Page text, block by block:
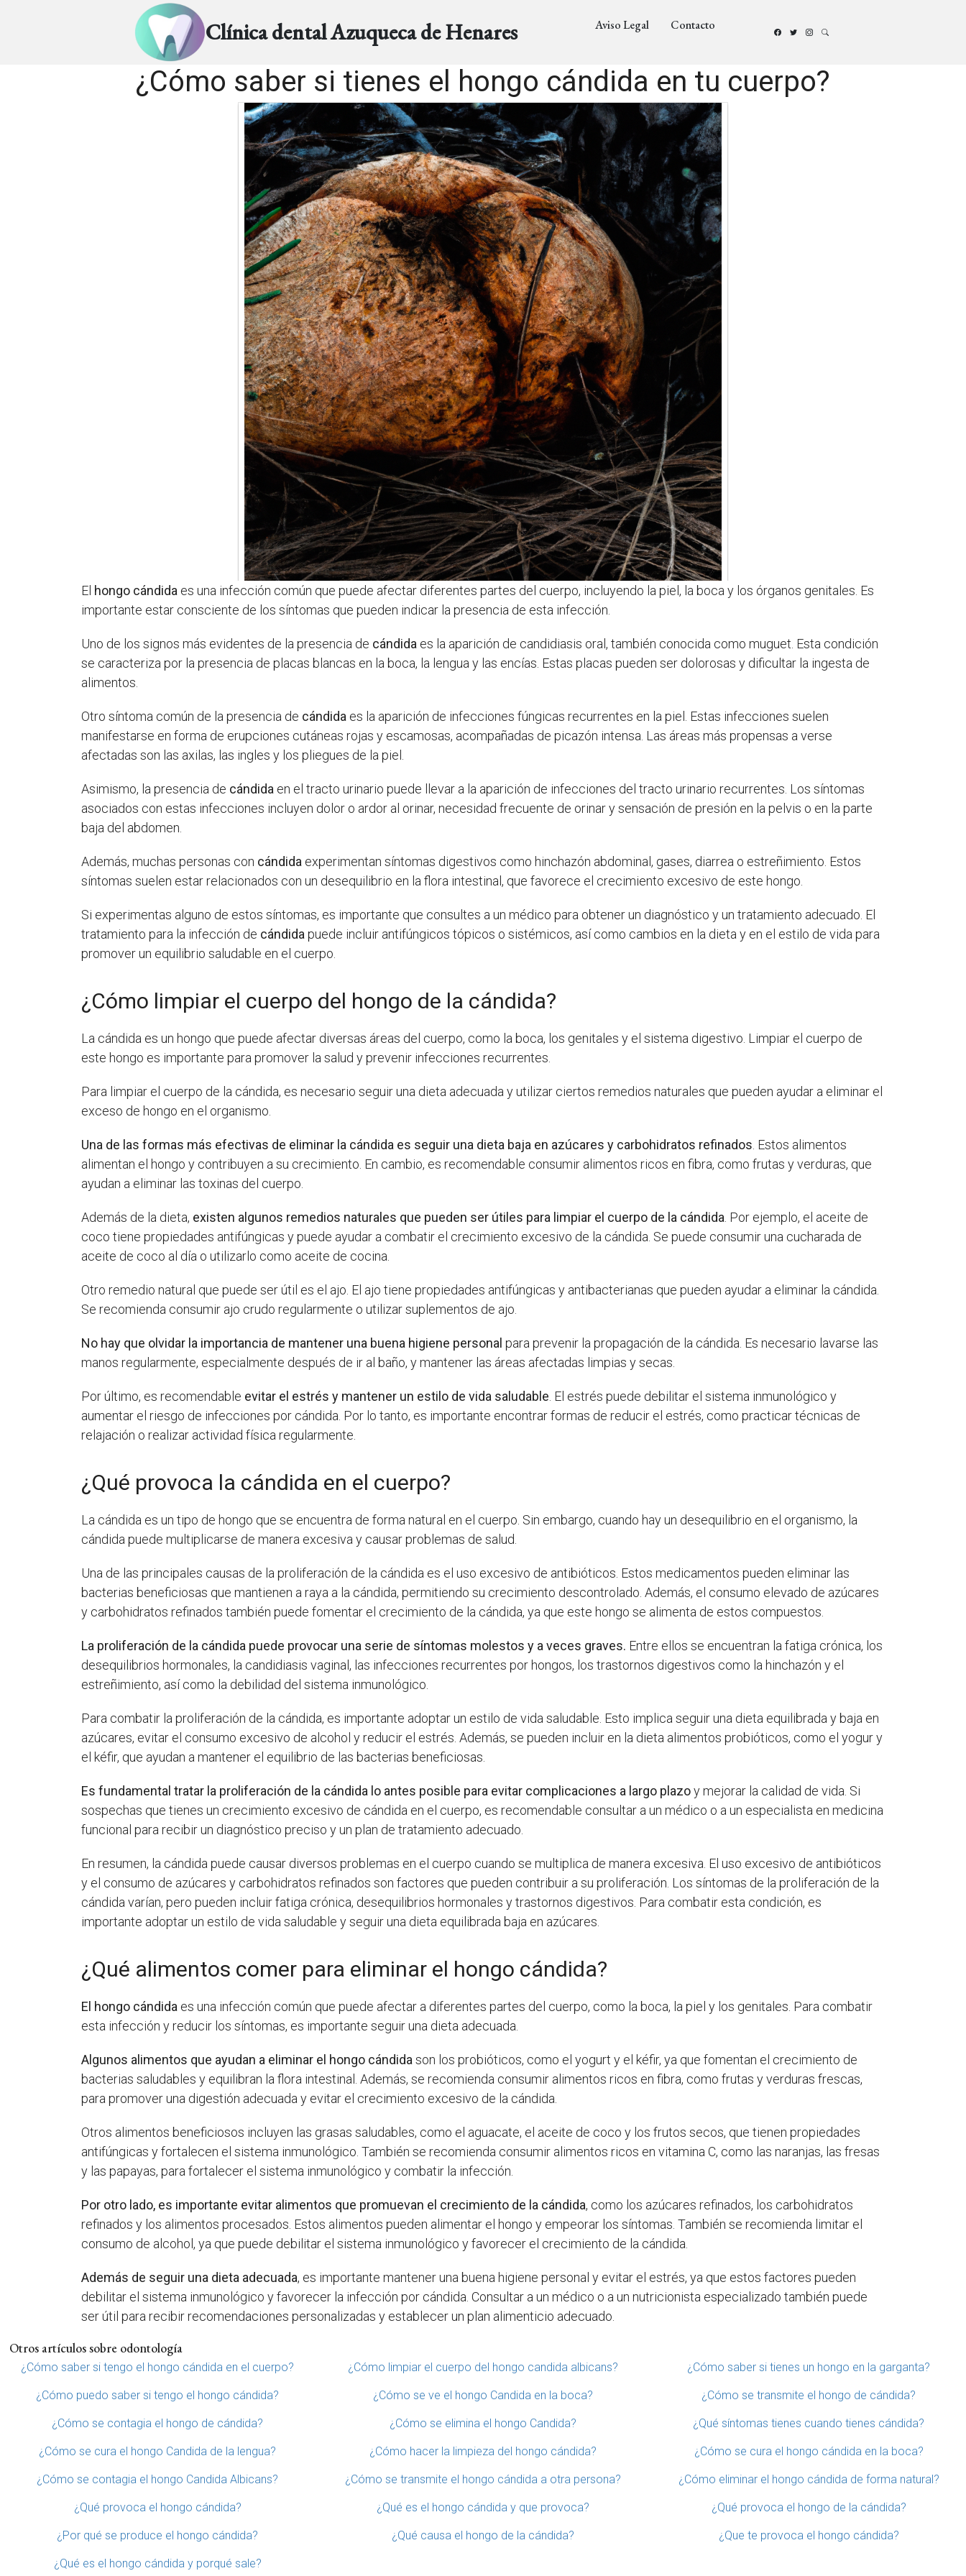
Clínica dental Azuqueca de Henares Aviso Legal Contacto
¿Cómo saber si tienes el hongo cándida en tu cuerpo?
El hongo cándida es una infección común que puede afectar diferentes partes del cuerpo, incluyendo la piel, la boca y los órganos genitales. Es
importante estar consciente de los síntomas que pueden indicar la presencia de esta infección.
Uno de los signos más evidentes de la presencia de cándida es la aparición de candidiasis oral, también conocida como muguet. Esta condición
se caracteriza por la presencia de placas blancas en la boca, la lengua y las encías. Estas placas pueden ser dolorosas y dificultar la ingesta de
alimentos.
Otro síntoma común de la presencia de cándida es la aparición de infecciones fúngicas recurrentes en la piel. Estas infecciones suelen
manifestarse en forma de erupciones cutáneas rojas y escamosas, acompañadas de picazón intensa. Las áreas más propensas a verse
afectadas son las axilas, las ingles y los pliegues de la piel.
Asimismo, la presencia de cándida en el tracto urinario puede llevar a la aparición de infecciones del tracto urinario recurrentes. Los síntomas
asociados con estas infecciones incluyen dolor o ardor al orinar, necesidad frecuente de orinar y sensación de presión en la pelvis o en la parte
baja del abdomen.
Además, muchas personas con cándida experimentan síntomas digestivos como hinchazón abdominal, gases, diarrea o estreñimiento. Estos
síntomas suelen estar relacionados con un desequilibrio en la flora intestinal, que favorece el crecimiento excesivo de este hongo.
Si experimentas alguno de estos síntomas, es importante que consultes a un médico para obtener un diagnóstico y un tratamiento adecuado. El
tratamiento para la infección de cándida puede incluir antifúngicos tópicos o sistémicos, así como cambios en la dieta y en el estilo de vida para
promover un equilibrio saludable en el cuerpo.
¿Cómo limpiar el cuerpo del hongo de la cándida?
La cándida es un hongo que puede afectar diversas áreas del cuerpo, como la boca, los genitales y el sistema digestivo. Limpiar el cuerpo de
este hongo es importante para promover la salud y prevenir infecciones recurrentes.
Para limpiar el cuerpo de la cándida, es necesario seguir una dieta adecuada y utilizar ciertos remedios naturales que pueden ayudar a eliminar el
exceso de hongo en el organismo.
Una de las formas más efectivas de eliminar la cándida es seguir una dieta baja en azúcares y carbohidratos refinados . Estos alimentos
alimentan el hongo y contribuyen a su crecimiento. En cambio, es recomendable consumir alimentos ricos en fibra, como frutas y verduras, que
ayudan a eliminar las toxinas del cuerpo.
Además de la dieta, existen algunos remedios naturales que pueden ser útiles para limpiar el cuerpo de la cándida . Por ejemplo, el aceite de
coco tiene propiedades antifúngicas y puede ayudar a combatir el crecimiento excesivo de la cándida. Se puede consumir una cucharada de
aceite de coco al día o utilizarlo como aceite de cocina.
Otro remedio natural que puede ser útil es el ajo. El ajo tiene propiedades antifúngicas y antibacterianas que pueden ayudar a eliminar la cándida.
Se recomienda consumir ajo crudo regularmente o utilizar suplementos de ajo.
No hay que olvidar la importancia de mantener una buena higiene personal para prevenir la propagación de la cándida. Es necesario lavarse las
manos regularmente, especialmente después de ir al baño, y mantener las áreas afectadas limpias y secas.
Por último, es recomendable evitar el estrés y mantener un estilo de vida saludable . El estrés puede debilitar el sistema inmunológico y
aumentar el riesgo de infecciones por cándida. Por lo tanto, es importante encontrar formas de reducir el estrés, como practicar técnicas de
relajación o realizar actividad física regularmente.
¿Qué provoca la cándida en el cuerpo?
La cándida es un tipo de hongo que se encuentra de forma natural en el cuerpo. Sin embargo, cuando hay un desequilibrio en el organismo, la
cándida puede multiplicarse de manera excesiva y causar problemas de salud.
Una de las principales causas de la proliferación de la cándida es el uso excesivo de antibióticos. Estos medicamentos pueden eliminar las
bacterias beneficiosas que mantienen a raya a la cándida, permitiendo su crecimiento descontrolado. Además, el consumo elevado de azúcares
y carbohidratos refinados también puede fomentar el crecimiento de la cándida, ya que este hongo se alimenta de estos compuestos.
La proliferación de la cándida puede provocar una serie de síntomas molestos y a veces graves. Entre ellos se encuentran la fatiga crónica, los
desequilibrios hormonales, la candidiasis vaginal, las infecciones recurrentes por hongos, los trastornos digestivos como la hinchazón y el
estreñimiento, así como la debilidad del sistema inmunológico.
Para combatir la proliferación de la cándida, es importante adoptar un estilo de vida saludable. Esto implica seguir una dieta equilibrada y baja en
azúcares, evitar el consumo excesivo de alcohol y reducir el estrés. Además, se pueden incluir en la dieta alimentos probióticos, como el yogur y
el kéfir, que ayudan a mantener el equilibrio de las bacterias beneficiosas.
Es fundamental tratar la proliferación de la cándida lo antes posible para evitar complicaciones a largo plazoy mejorar la calidad de vida. Si
sospechas que tienes un crecimiento excesivo de cándida en el cuerpo, es recomendable consultar a un médico o a un especialista en medicina
funcional para recibir un diagnóstico preciso y un plan de tratamiento adecuado.
En resumen, la cándida puede causar diversos problemas en el cuerpo cuando se multiplica de manera excesiva. El uso excesivo de antibióticos
y el consumo de azúcares y carbohidratos refinados son factores que pueden contribuir a su proliferación. Los síntomas de la proliferación de la
cándida varían, pero pueden incluir fatiga crónica, desequilibrios hormonales y trastornos digestivos. Para combatir esta condición, es
importante adoptar un estilo de vida saludable y seguir una dieta equilibrada baja en azúcares.
¿Qué alimentos comer para eliminar el hongo cándida?
El hongo cándida es una infección común que puede afectar a diferentes partes del cuerpo, como la boca, la piel y los genitales. Para combatir
esta infección y reducir los síntomas, es importante seguir una dieta adecuada.
Algunos alimentos que ayudan a eliminar el hongo cándida son los probióticos, como el yogurt y el kéfir, ya que fomentan el crecimiento de
bacterias saludables y equilibran la flora intestinal. Además, se recomienda consumir alimentos ricos en fibra, como frutas y verduras frescas,
para promover una digestión adecuada y evitar el crecimiento excesivo de la cándida.
Otros alimentos beneficiosos incluyen las grasas saludables, como el aguacate, el aceite de coco y los frutos secos, que tienen propiedades
antifúngicas y fortalecen el sistema inmunológico. También se recomienda consumir alimentos ricos en vitamina C, como las naranjas, las fresas
y las papayas, para fortalecer el sistema inmunológico y combatir la infección.
Por otro lado, es importante evitar alimentos que promuevan el crecimiento de la cándida, como los azúcares refinados, los carbohidratos
refinados y los alimentos procesados. Estos alimentos pueden alimentar el hongo y empeorar los síntomas. También se recomienda limitar el
consumo de alcohol, ya que puede debilitar el sistema inmunológico y favorecer el crecimiento de la cándida.
Además de seguir una dieta adecuada, es importante mantener una buena higiene personal y evitar el estrés, ya que estos factores pueden
debilitar el sistema inmunológico y favorecer la infección por cándida. Consultar a un médico o a un nutricionista especializado también puede
ser útil para recibir recomendaciones personalizadas y establecer un plan alimenticio adecuado.
Otros artículos sobre odontología
¿Cómo saber si tengo el hongo cándida en el cuerpo? ¿Cómo limpiar el cuerpo del hongo candida albicans? ¿Cómo saber si tienes un hongo en la garganta?
¿Cómo puedo saber si tengo el hongo cándida? ¿Cómo se ve el hongo Candida en la boca? ¿Cómo se transmite el hongo de cándida?
¿Cómo se contagia el hongo de cándida? ¿Cómo se elimina el hongo Candida? ¿Qué síntomas tienes cuando tienes cándida?
¿Cómo se cura el hongo Candida de la lengua? ¿Cómo hacer la limpieza del hongo cándida? ¿Cómo se cura el hongo cándida en la boca?
¿Cómo se contagia el hongo Candida Albicans? ¿Cómo se transmite el hongo cándida a otra persona? ¿Cómo eliminar el hongo cándida de forma natural?
¿Qué provoca el hongo cándida? ¿Qué es el hongo cándida y que provoca? ¿Qué provoca el hongo de la cándida?
¿Por qué se produce el hongo cándida? ¿Qué causa el hongo de la cándida? ¿Que te provoca el hongo cándida?
¿Qué es el hongo cándida y porqué sale?